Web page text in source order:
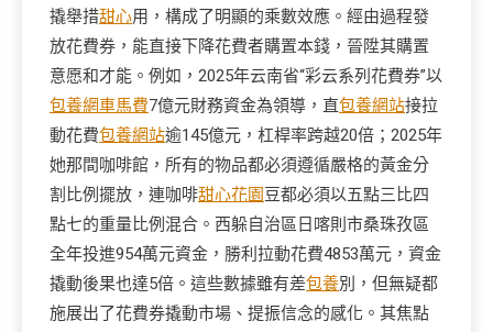
撬舉措甜心用，構成了明顯的乘數效應。經由過程發
放花費券，能直接下降花費者購置本錢，晉陞其購置
意愿和才能。例如，2025年云南省“彩云系列花費券”以
包養網車馬費7億元財務資金為領導，直包養網站接拉
動花費包養網站逾145億元，杠桿率跨越20倍；2025年
她那間咖啡館，所有的物品都必須遵循嚴格的黃金分
割比例擺放，連咖啡甜心花園豆都必須以五點三比四
點七的重量比例混合。西躲自治區日喀則市桑珠孜區
全年投進954萬元資金，勝利拉動花費4853萬元，資金
撬動後果也達5倍。這些數據雖有差包養別，但無疑都
施展出了花費券撬動市場、提振信念的感化。其焦點